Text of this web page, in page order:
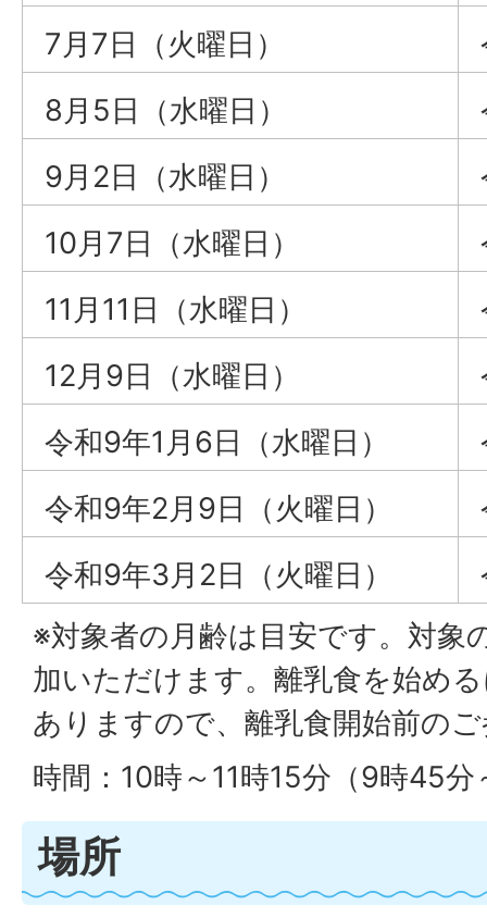
7月7日（火曜日）
8月5日（水曜日）
9月2日（水曜日）
10月7日（水曜日）
11月11日（水曜日）
12月9日（水曜日）
令和9年1月6日（水曜日）
令和9年2月9日（火曜日）
令和9年3月2日（火曜日）
※対象者の月齢は目安です。対象
加いただけます。離乳食を始め
ありますので、離乳食開始前の
時間：10時～11時15分（9時45分
場所